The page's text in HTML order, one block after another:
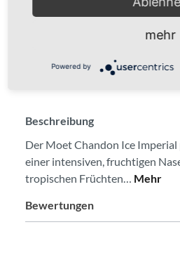
In
Zum Merkzettel hinzufügen
C-104
Beschreibung
Der Moet Chandon Ice
einer intensiven, fruchtigen
tropischen Früchten… Mehr
Bewertungen
mehr
Powered by